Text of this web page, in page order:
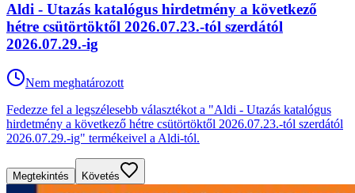
Aldi - Utazás katalógus hirdetmény a következő
hétre csütörtöktől 2026.07.23.-tól szerdától
2026.07.29.-ig
Nem meghatározott
Fedezze fel a legszélesebb választékot a "Aldi - Utazás katalógus
hirdetmény a következő hétre csütörtöktől 2026.07.23.-tól szerdától
2026.07.29.-ig" termékeivel a Aldi-tól.
Megtekintés Követés